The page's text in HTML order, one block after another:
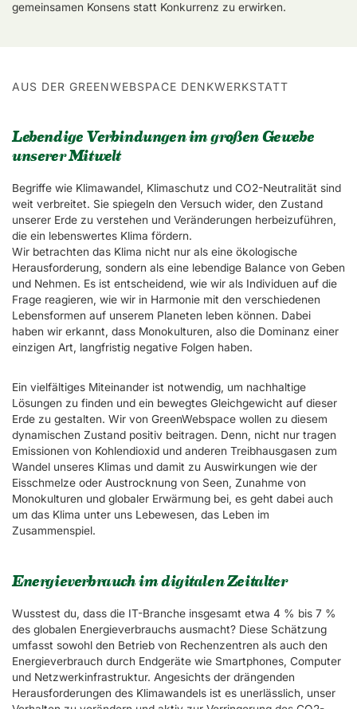
gemeinsamen Konsens statt Konkurrenz zu erwirken.
AUS DER GREENWEBSPACE DENKWERKSTATT
Lebendige Verbindungen im großen Gewebe
unserer Mitwelt
Begriffe wie Klimawandel, Klimaschutz und CO2-Neutralität sind
weit verbreitet. Sie spiegeln den Versuch wider, den Zustand
unserer Erde zu verstehen und Veränderungen herbeizuführen,
die ein lebenswertes Klima fördern.
Wir betrachten das Klima nicht nur als eine ökologische
Herausforderung, sondern als eine lebendige Balance von Geben
und Nehmen. Es ist entscheidend, wie wir als Individuen auf die
Frage reagieren, wie wir in Harmonie mit den verschiedenen
Lebensformen auf unserem Planeten leben können. Dabei
haben wir erkannt, dass Monokulturen, also die Dominanz einer
einzigen Art, langfristig negative Folgen haben.
Ein vielfältiges Miteinander ist notwendig, um nachhaltige
Lösungen zu finden und ein bewegtes Gleichgewicht auf dieser
Erde zu gestalten. Wir von GreenWebspace wollen zu diesem
dynamischen Zustand positiv beitragen. Denn, nicht nur tragen
Emissionen von Kohlendioxid und anderen Treibhausgasen zum
Wandel unseres Klimas und damit zu Auswirkungen wie der
Eisschmelze oder Austrocknung von Seen, Zunahme von
Monokulturen und globaler Erwärmung bei, es geht dabei auch
um das Klima unter uns Lebewesen, das Leben im
Zusammenspiel.
Energieverbrauch im digitalen Zeitalter
Wusstest du, dass die IT-Branche insgesamt etwa 4 % bis 7 %
des globalen Energieverbrauchs ausmacht? Diese Schätzung
umfasst sowohl den Betrieb von Rechenzentren als auch den
Energieverbrauch durch Endgeräte wie Smartphones, Computer
und Netzwerkinfrastruktur. Angesichts der drängenden
Herausforderungen des Klimawandels ist es unerlässlich, unser